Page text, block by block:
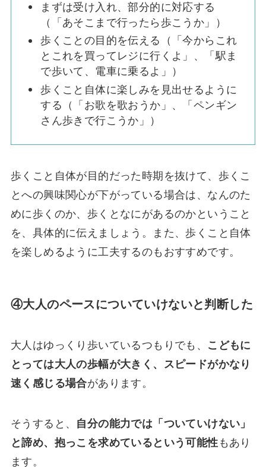
まずは受け入れ、部分的に対応する
（「あそこまで行ったら歩こうか」）
歩くことの目的を伝える（「今からこれ
とこれを買ってレジに行くよ」、「駅ま
で歩いて、電車に乗るよ」）
歩くこと自体に楽しみを見出せるように
する（「お歌を歌おうか」、「ペンギン
さん歩きで行こうか」）
歩くこと自体が目的だった時期を抜けて、歩くこ
とへの興味関心が下がっている場合は、なんのた
めに歩くのか、歩くとなにがあるのかということ
を、具体的に伝えましょう。また、歩くこと自体
を楽しめるように工夫するのもおすすめです。
④大人のペースについていけないと判断した
大人はゆっくり歩いているつもりでも、 こどもに
とっては大人の歩幅が大きく、スピードがかなり
速く感じる場合があります。
そうすると、 自分の能力では「ついていけない」
と諦め、抱っこを求めているという可能性 もあり
ます。